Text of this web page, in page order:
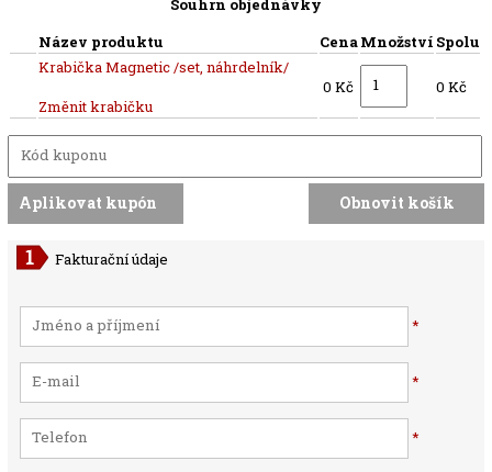
Souhrn objednávky
Název produktu
CenaMnožství Spolu
Krabička Magnetic /set, náhrdelník/
Změnit krabičku
0 Kč 0 Kč
Fakturační údaje
*
*
*